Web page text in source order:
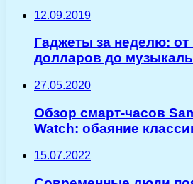
12.09.2019
Гаджеты за неделю: от
долларов до
27.05.2020
Обзор смарт-часов
Watch: обаяние
15.07.2022